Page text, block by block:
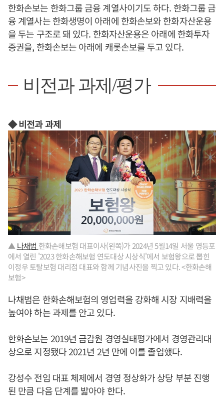
한화손보는 한화그룹 금융 계열사이기도 하다. 한화그룹 금
융 계열사는 한화생명이 아래에 한화손보와 한화자산운용
을 두는 구조로 돼 있다. 한화자산운용은 아래에 한화투자
증권을, 한화손보는 아래에 캐롯손보를 두고 있다.
비전과 과제/평가
◆ 비전과 과제
▲ 나채범 한화손해보험 대표이사(왼쪽)가 2024년 5월14일 서울 영등포
에서 열린 '2023 한화손해보험 연도대상 시상식'에서 보험왕으로 뽑힌
이정우 토탈보험 대리점 대표와 함께 기념사진을 찍고 있다. <한화손해
보험>
나채범은 한화손해보험의 영업력을 강화해 시장 지배력을
높여야 하는 과제를 안고 있다.
한화손보는 2019년 금감원 경영실태평가에서 경영관리대
상으로 지정됐다 2021년 2년 만에 이를 졸업했다.
강성수 전임 대표 체제에서 경영 정상화가 상당 부분 진행
된 만큼 다음 단계를 밟아야 한다.